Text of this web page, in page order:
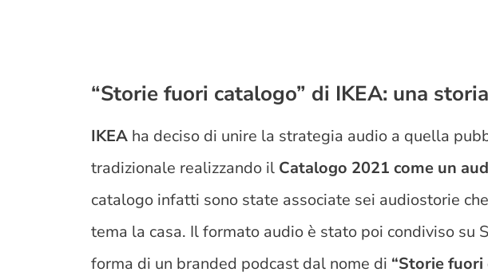
“Storie fuori catalogo” di IKEA: una
IKEA ha deciso di unire la strategia audio a quella
tradizionale realizzando il Catalogo 2021 come un
catalogo infatti sono state associate sei audiostorie
tema la casa. Il formato audio è stato poi condiviso su
forma di un branded podcast dal nome di “Storie fuori